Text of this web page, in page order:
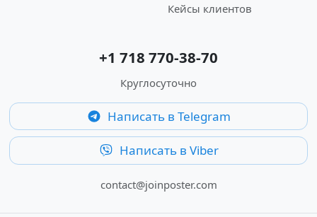
Кейсы клиентов
+1 718 770-38-70
Круглосуточно
Написать в Telegram
Написать в Viber
contact@joinposter.com